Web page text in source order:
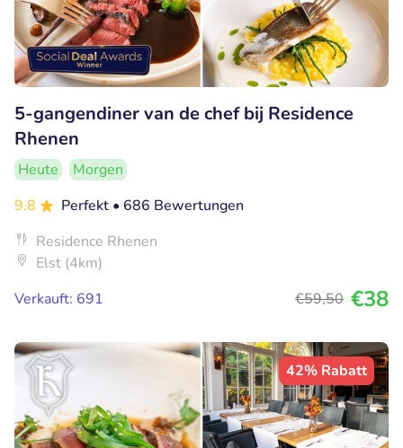
5-gangendiner van de chef bij Residence
Rhenen
Heute
Morgen
9.8
Perfekt • 686 Bewertungen
Residence Rhenen
Elst (4km)
Verkauft: 691
€59,50 €38
42% Rabatt